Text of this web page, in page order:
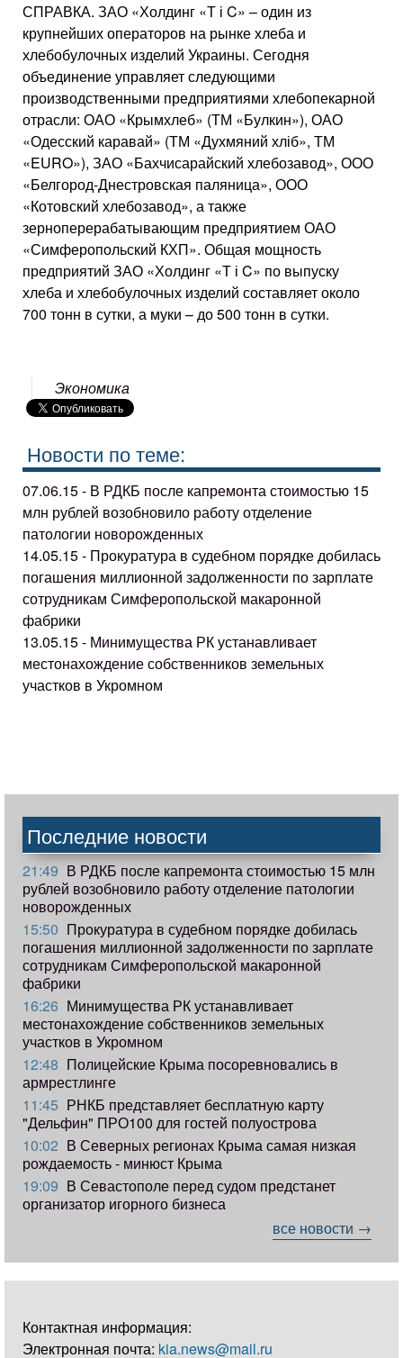
СПРАВКА. ЗАО «Холдинг «Т і C» – один из
крупнейших операторов на рынке хлеба и
хлебобулочных изделий Украины. Сегодня
объединение управляет следующими
производственными предприятиями хлебопекарной
отрасли: ОАО «Крымхлеб» (ТМ «Булкин»), ОАО
«Одесский каравай» (ТМ «Духмяний хліб», ТМ
«EURO»), ЗАО «Бахчисарайский хлебозавод», ООО
«Белгород-Днестровская паляница», ООО
«Котовский хлебозавод», а также
зерноперерабатывающим предприятием ОАО
«Симферопольский КХП». Общая мощность
предприятий ЗАО «Холдинг «Т і C» по выпуску
хлеба и хлебобулочных изделий составляет около
700 тонн в сутки, а муки – до 500 тонн в сутки.
Экономика
Новости по теме:
07.06.15 - В РДКБ после капремонта стоимостью 15
млн рублей возобновило работу отделение
патологии новорожденных
14.05.15 - Прокуратура в судебном порядке добилась
погашения миллионной задолженности по зарплате
сотрудникам Симферопольской макаронной
фабрики
13.05.15 - Минимущества РК устанавливает
местонахождение собственников земельных
участков в Укромном
Последние новости
21:49 В РДКБ после капремонта стоимостью 15 млн
рублей возобновило работу отделение патологии
новорожденных
15:50 Прокуратура в судебном порядке добилась
погашения миллионной задолженности по зарплате
сотрудникам Симферопольской макаронной
фабрики
16:26 Минимущества РК устанавливает
местонахождение собственников земельных
участков в Укромном
12:48 Полицейские Крыма посоревновались в
армрестлинге
11:45 РНКБ представляет бесплатную карту
"Дельфин" ПРО100 для гостей полуострова
10:02 В Северных регионах Крыма самая низкая
рождаемость - минюст Крыма
19:09 В Севастополе перед судом предстанет
организатор игорного бизнеса
все новости →
Контактная информация:
Электронная почта: kia.news@mail.ru